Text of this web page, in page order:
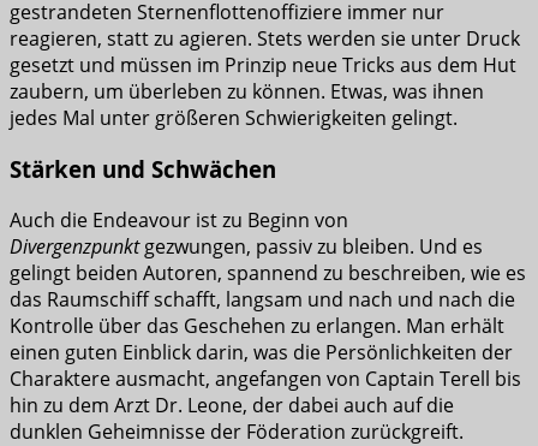
gestrandeten Sternenflottenoffiziere immer nur
reagieren, statt zu agieren. Stets werden sie unter Druck
gesetzt und müssen im Prinzip neue Tricks aus dem Hut
zaubern, um überleben zu können. Etwas, was ihnen
jedes Mal unter größeren Schwierigkeiten gelingt.
Stärken und Schwächen
Auch die Endeavour ist zu Beginn von
Divergenzpunktgezwungen, passiv zu bleiben. Und es
gelingt beiden Autoren, spannend zu beschreiben, wie es
das Raumschiff schafft, langsam und nach und nach die
Kontrolle über das Geschehen zu erlangen. Man erhält
einen guten Einblick darin, was die Persönlichkeiten der
Charaktere ausmacht, angefangen von Captain Terell bis
hin zu dem Arzt Dr. Leone, der dabei auch auf die
dunklen Geheimnisse der Föderation zurückgreift.